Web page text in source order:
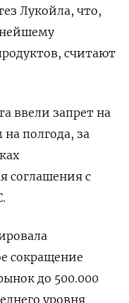
Лукойла, что,
считают
ввели запрет на
полгода, за
соглашения с
сокращение
до 500.000
уровня